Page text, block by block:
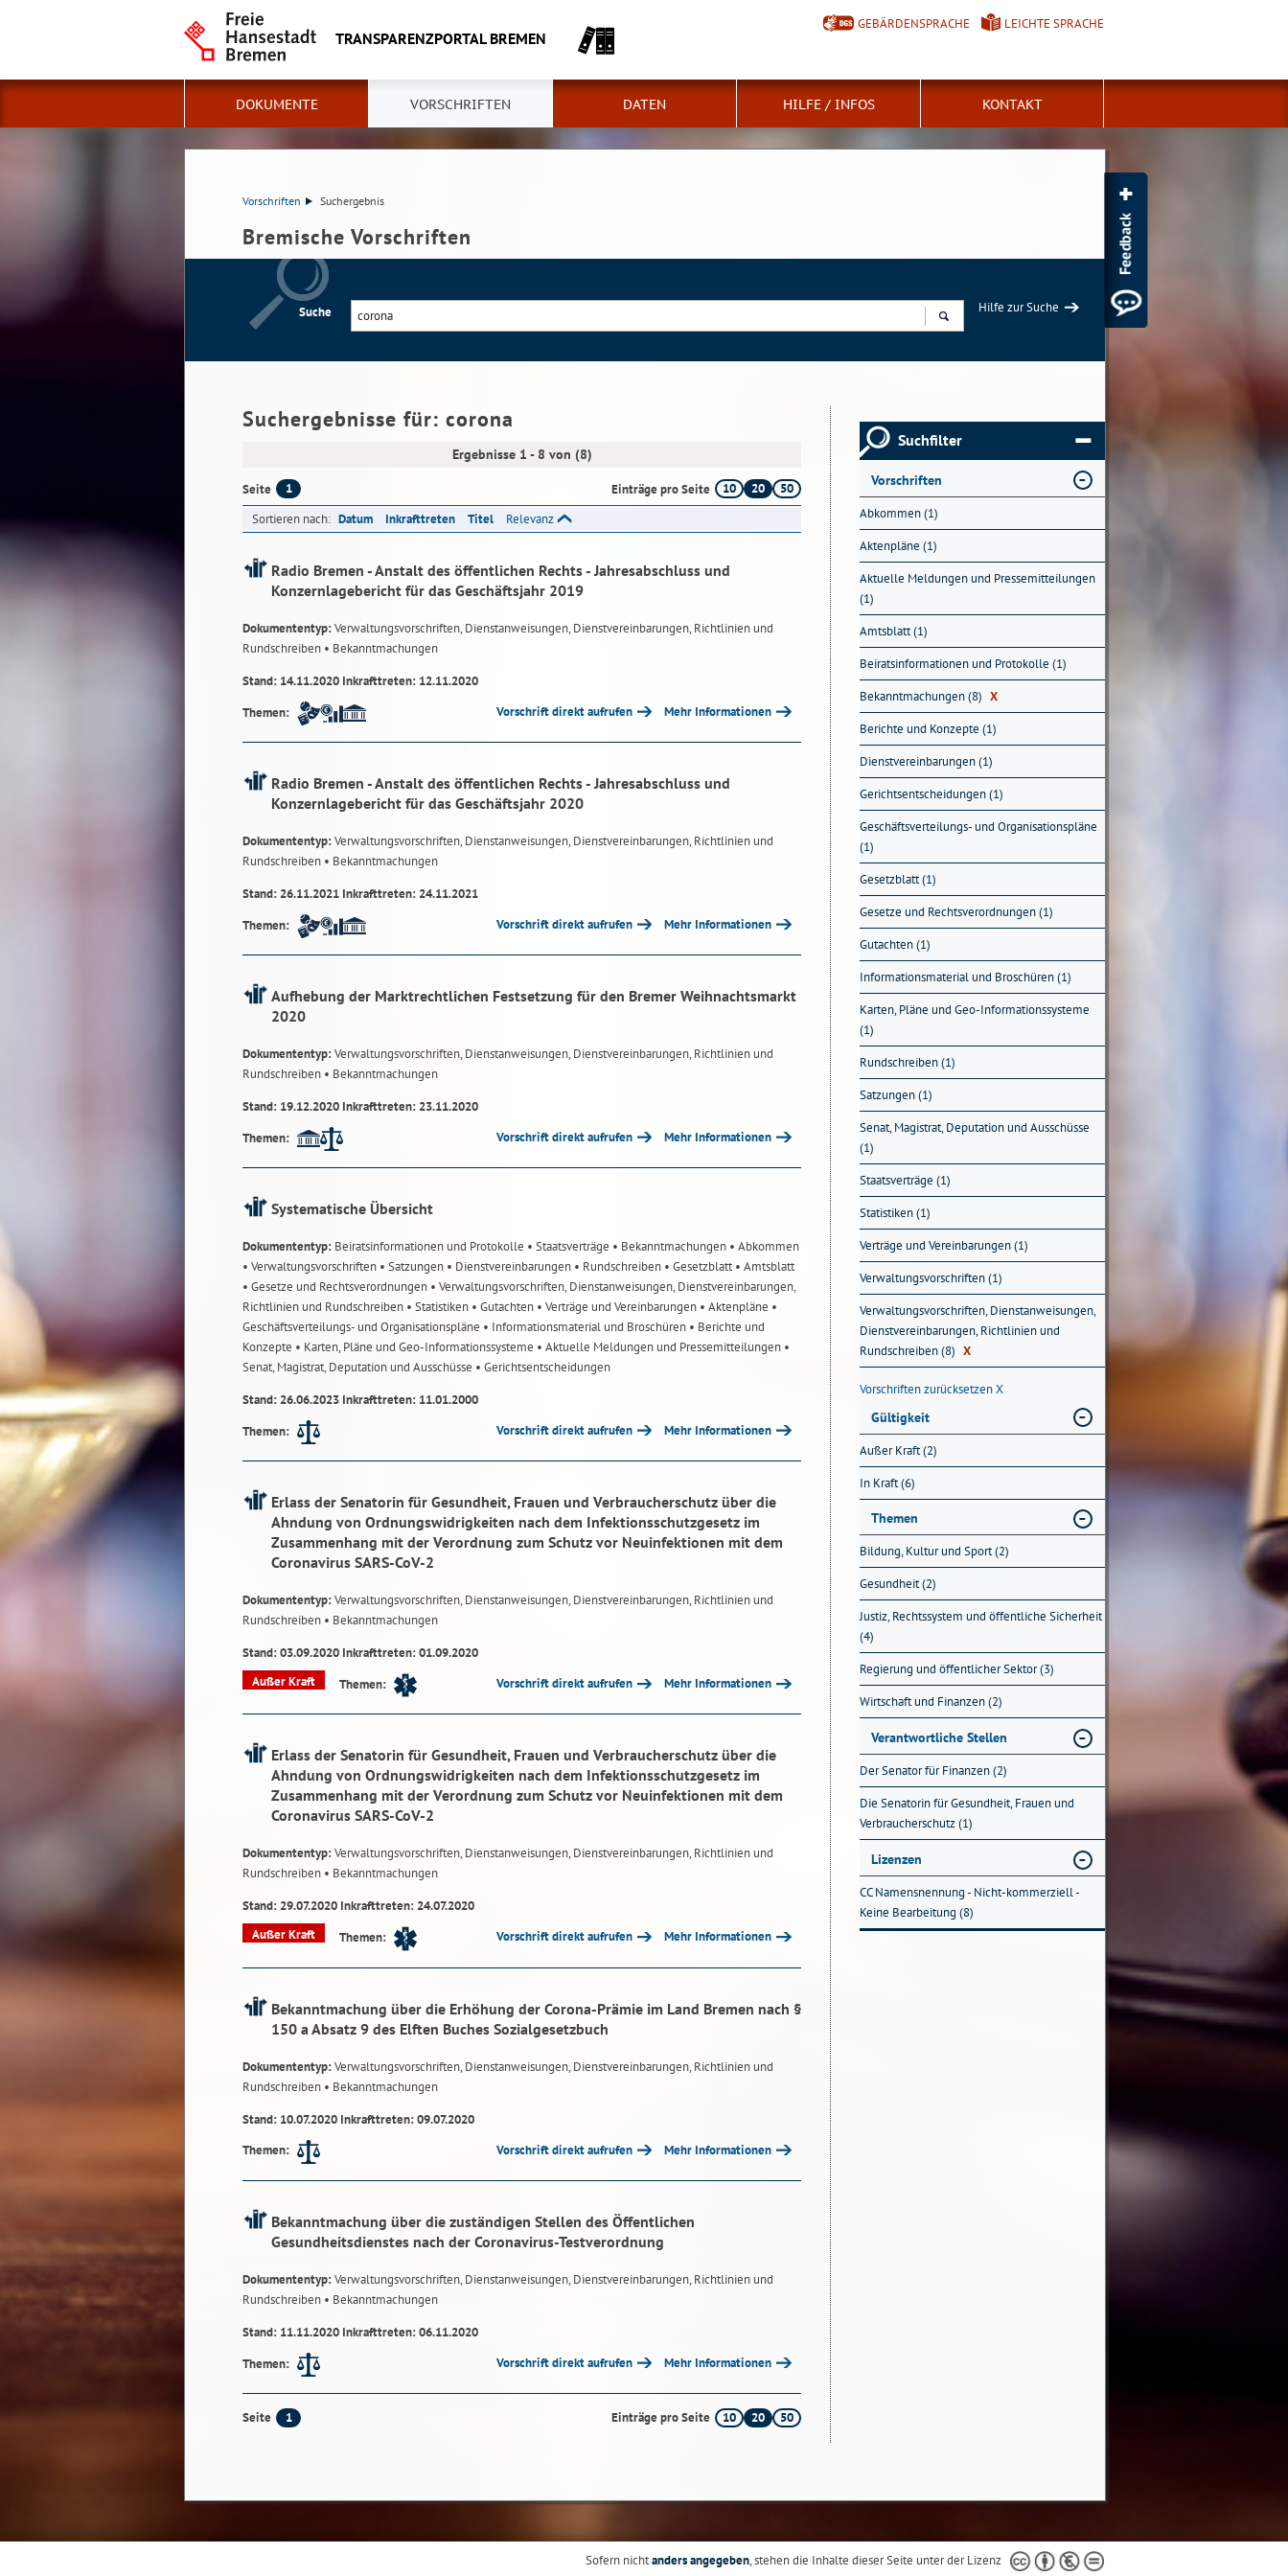
TRANSPARENZPORTAL BREMEN
GEBÄRDENSPRACHE LEICHTE SPRACHE
DOKUMENTE VORSCHRIFTEN DATEN HILFE / INFOS KONTAKT
Vorschriften Suchergebnis
Bremische Vorschriften
Suche
Hilfe zur Suche
Suchergebnisse für: corona
Ergebnisse 1 - 8 von (8)
Seite 1 Einträge pro Seite 10 20
50
Sortieren nach: Datum Inkrafttreten Titel Relevanz
Radio Bremen - Anstalt des öffentlichen Rechts - Jahresabschluss und
Konzernlagebericht für das Geschäftsjahr 2019
Dokumententyp:Verwaltungsvorschriften, Dienstanweisungen, Dienstvereinbarungen, Richtlinien und
Rundschreiben • Bekanntmachungen
Stand: 14.11.2020 Inkrafttreten: 12.11.2020
Themen:
Vorschrift direkt aufrufen Mehr Informationen
Radio Bremen - Anstalt des öffentlichen Rechts - Jahresabschluss und
Konzernlagebericht für das Geschäftsjahr 2020
Dokumententyp:Verwaltungsvorschriften, Dienstanweisungen, Dienstvereinbarungen, Richtlinien und
Rundschreiben • Bekanntmachungen
Stand: 26.11.2021 Inkrafttreten: 24.11.2021
Themen:
Vorschrift direkt aufrufen Mehr Informationen
Aufhebung der Marktrechtlichen Festsetzung für den Bremer Weihnachtsmarkt
2020
Dokumententyp:Verwaltungsvorschriften, Dienstanweisungen, Dienstvereinbarungen, Richtlinien und
Rundschreiben • Bekanntmachungen
Stand: 19.12.2020 Inkrafttreten: 23.11.2020
Themen:
Vorschrift direkt aufrufen Mehr Informationen
Systematische Übersicht
Dokumententyp: Beiratsinformationen und Protokolle • Staatsverträge • Bekanntmachungen • Abkommen
• Verwaltungsvorschriften • Satzungen • Dienstvereinbarungen • Rundschreiben • Gesetzblatt• Amtsblatt
• Gesetze und Rechtsverordnungen • Verwaltungsvorschriften, Dienstanweisungen, Dienstvereinbarungen,
Richtlinien und Rundschreiben • Statistiken • Gutachten • Verträge und Vereinbarungen • Aktenpläne •
Geschäftsverteilungs- und Organisationspläne • Informationsmaterial und Broschüren • Berichte und
Konzepte • Karten, Pläne und Geo-Informationssysteme • Aktuelle Meldungen und Pressemitteilungen •
Senat, Magistrat, Deputation und Ausschüsse • Gerichtsentscheidungen
Stand: 26.06.2023 Inkrafttreten: 11.01.2000
Themen:
Vorschrift direkt aufrufen Mehr Informationen
Erlass der Senatorin für Gesundheit, Frauen und Verbraucherschutz über die
Ahndung von Ordnungswidrigkeiten nach dem Infektionsschutzgesetz im
Zusammenhang mit der Verordnung zum Schutz vor Neuinfektionen mit dem
Coronavirus SARS-CoV-2
Dokumententyp:Verwaltungsvorschriften, Dienstanweisungen, Dienstvereinbarungen, Richtlinien und
Rundschreiben • Bekanntmachungen
Stand: 03.09.2020 Inkrafttreten: 01.09.2020
Außer Kraft
Themen: Vorschrift direkt aufrufen Mehr Informationen
Erlass der Senatorin für Gesundheit, Frauen und Verbraucherschutz über die
Ahndung von Ordnungswidrigkeiten nach dem Infektionsschutzgesetz im
Zusammenhang mit der Verordnung zum Schutz vor Neuinfektionen mit dem
Coronavirus SARS-CoV-2
Dokumententyp:Verwaltungsvorschriften, Dienstanweisungen, Dienstvereinbarungen, Richtlinien und
Rundschreiben • Bekanntmachungen
Stand: 29.07.2020 Inkrafttreten: 24.07.2020
Außer Kraft
Themen: Vorschrift direkt aufrufen Mehr Informationen
Bekanntmachung über die Erhöhung der Corona-Prämie im Land Bremen nach §
150 a Absatz 9 des Elften Buches Sozialgesetzbuch
Dokumententyp:Verwaltungsvorschriften, Dienstanweisungen, Dienstvereinbarungen, Richtlinien und
Rundschreiben • Bekanntmachungen
Stand: 10.07.2020 Inkrafttreten: 09.07.2020
Themen:
Vorschrift direkt aufrufen Mehr Informationen
Bekanntmachung über die zuständigen Stellen des Öffentlichen
Gesundheitsdienstes nach der Coronavirus-Testverordnung
Dokumententyp:Verwaltungsvorschriften, Dienstanweisungen, Dienstvereinbarungen, Richtlinien und
Rundschreiben • Bekanntmachungen
Stand: 11.11.2020 Inkrafttreten: 06.11.2020
Themen:
Vorschrift direkt aufrufen Mehr Informationen
Seite 1 Einträge pro Seite 10 20 50
Suchfilter
Vorschriften
Abkommen (1)
Aktenpläne (1)
Aktuelle Meldungen und Pressemitteilungen
(1)
Amtsblatt (1)
Beiratsinformationen und Protokolle (1)
Bekanntmachungen (8) X
Berichte und Konzepte (1)
Dienstvereinbarungen (1)
Gerichtsentscheidungen (1)
Geschäftsverteilungs- und Organisationspläne
(1)
Gesetzblatt (1)
Gesetze und Rechtsverordnungen (1)
Gutachten (1)
Informationsmaterial und Broschüren (1)
Karten, Pläne und Geo-Informationssysteme
(1)
Rundschreiben (1)
Satzungen (1)
Senat, Magistrat, Deputation und Ausschüsse
(1)
Staatsverträge (1)
Statistiken (1)
Verträge und Vereinbarungen (1)
Verwaltungsvorschriften (1)
Verwaltungsvorschriften, Dienstanweisungen,
Dienstvereinbarungen, Richtlinien und
Rundschreiben (8) X
Vorschriften zurücksetzenX
Gültigkeit
Außer Kraft (2)
In Kraft (6)
Themen
Bildung, Kultur und Sport (2)
Gesundheit (2)
Justiz, Rechtssystem und öffentliche Sicherheit
(4)
Regierung und öffentlicher Sektor (3)
Wirtschaft und Finanzen (2)
Verantwortliche Stellen
Der Senator für Finanzen (2)
Die Senatorin für Gesundheit, Frauen und
Verbraucherschutz (1)
Lizenzen
CC Namensnennung - Nicht-kommerziell -
Keine Bearbeitung (8)
Sofern nichtanders angegeben, stehen die Inhalte dieser Seite unter der Lizenz